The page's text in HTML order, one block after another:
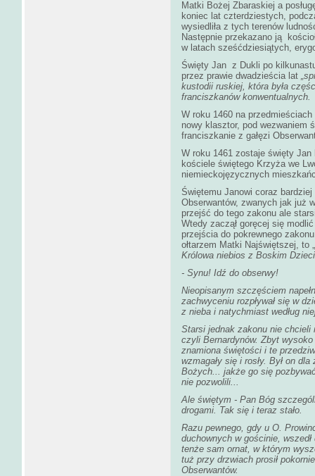
Matki Bożej Zbaraskiej a
koniec lat czterdziestych,
wysiedliła z tych terenów
Następnie przekazano ją
w latach sześćdziesiątych,
Święty Jan z Dukli po
przez prawie dwadzieścia lat
kustodii ruskiej, która była
franciszkanów konwentualnych.
W roku 1460 na
nowy klasztor, pod wezwaniem
franciszkanie z gałęzi
W roku 1461 zostaje święty
kościele świętego Krzyża we
niemieckojęzycznych
Świętemu Janowi coraz bardziej
Obserwantów, zwanych jak już
przejść do tego zakonu ale
Wtedy zaczął goręcej się
przejścia do pokrewnego
ołtarzem Matki Najświętszej, to „
Królowa niebios z Boskim
- Synu! Idź do obserwy!
Nieopisanym szczęściem
zachwyceniu rozpływał się w
z nieba i natychmiast według
Starsi jednak zakonu nie chcieli
czyli Bernardynów. Zbyt
znamiona świętości i te
wzmagały się i rosły. Był on
Bożych... jakże go się
nie pozwolili...
Ale świętym - Pan Bóg
drogami. Tak się i teraz stało.
Razu pewnego, gdy u O.
duchownych w gościnie,
tenże sam ornat, w którym
tuż przy drzwiach prosił
Obserwantów.